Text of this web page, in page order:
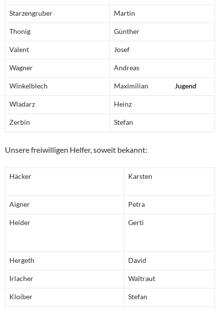
Starzengruber Martin
Thonig Günther
Valent Josef
Wagner Andreas
Winkelblech Maximilian Jugend
Wladarz Heinz
Zerbin Stefan
Unsere freiwilligen Helfer, soweit bekannt:
Häcker Karsten
Aigner Petra
Heider Gerti
Hergeth David
Irlacher Waltraut
Kloiber Stefan